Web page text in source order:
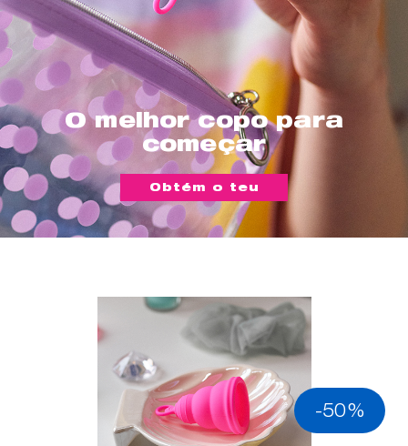
O melhor copo para
começar
Obtém o teu
-50%